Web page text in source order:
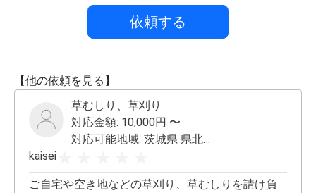
依頼する
【他の依頼を見る】
草むしり、草刈り
対応金額: 10,000円 〜
対応可能地域: 茨城県 県北・県央 その他応相談
kaisei
ご自宅や空き地などの草刈り、草むしりを請け負